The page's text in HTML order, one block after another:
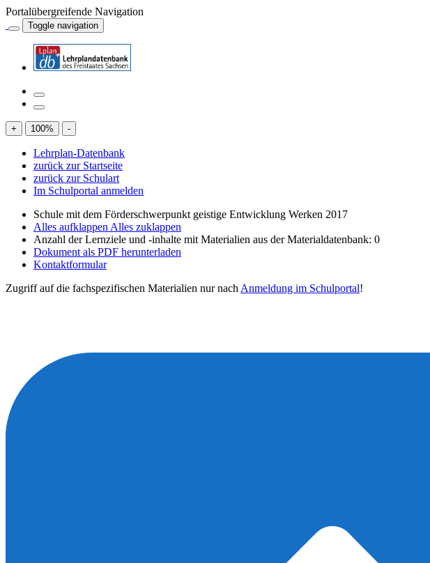
Portalübergreifende Navigation
Toggle navigation
+ 100% -
Lehrplan-Datenbank
zurück zur Startseite
zurück zur Schulart
Im Schulportal anmelden
Schule mit dem Förderschwerpunkt geistige Entwicklung Werken 2017
Alles aufklappen Alles zuklappen
Anzahl der Lernziele und -inhalte mit Materialien aus der Materialdatenbank: 0
Dokument als PDF herunterladen
Kontaktformular
Zugriff auf die fachspezifischen Materialien nur nach Anmeldung im Schulportal!